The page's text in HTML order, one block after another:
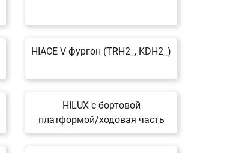
HIACE V фургон (TRH2_, KDH2_)
HILUX c бортовой
платформой/ходовая часть